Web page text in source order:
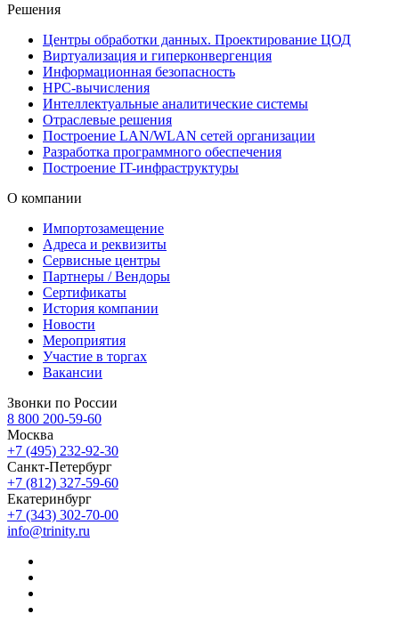
Решения
Центры обработки данных. Проектирование ЦОД
Виртуализация и гиперконвергенция
Информационная безопасность
HPC-вычисления
Интеллектуальные аналитические системы
Отраслевые решения
Построение LAN/WLAN сетей организации
Разработка программного обеспечения
Построение IT-инфраструктуры
О компании
Импортозамещение
Адреса и реквизиты
Сервисные центры
Партнеры / Вендоры
Сертификаты
История компании
Новости
Мероприятия
Участие в торгах
Вакансии
Звонки по России
8 800 200-59-60
Москва
+7 (495) 232-92-30
Санкт-Петербург
+7 (812) 327-59-60
Екатеринбург
+7 (343) 302-70-00
info@trinity.ru